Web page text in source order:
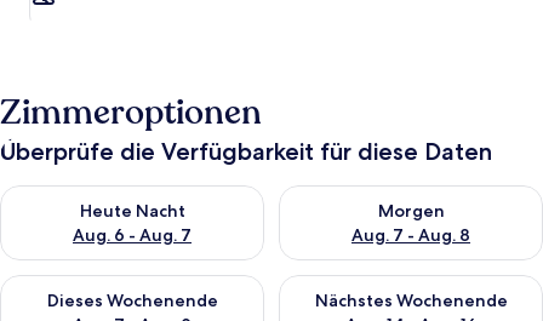
Zimmeroptionen
Überprüfe die Verfügbarkeit für diese Daten
Heute Nacht
Aug. 6 - Aug. 7
Überprüfe die Verfügbarkeit für heute Nacht, Aug. 6 - Aug. 7.
Morgen
Aug. 7 - Aug. 8
Überprüfe die Verfügbarkeit
Dieses Wochenende
Überprüfe die Verfügbarkeit für dieses Wochenende, Aug. 7
Nächstes Wochenende
Überprüfe die Verfügbarkeit